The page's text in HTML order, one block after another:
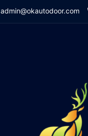
admin@okautodoor.com